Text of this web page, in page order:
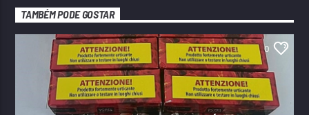
TAMBÉM PODE GOSTAR
0